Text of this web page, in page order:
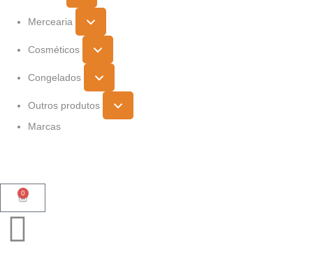
Mercearia
Cosméticos
Congelados
Outros produtos
Marcas
0